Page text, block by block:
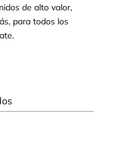
de alto valor,
para todos los